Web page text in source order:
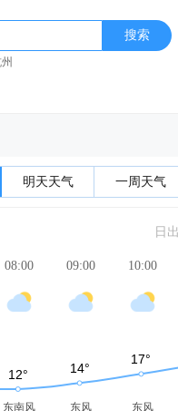
搜索
明天天气 一周天气
日
08:00
东南风
09:00
东风
10:00
东风